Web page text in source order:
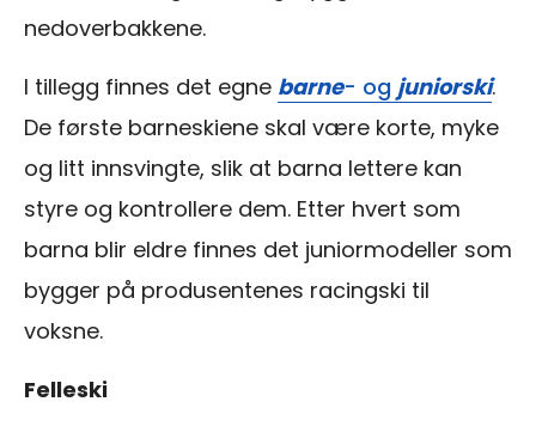
nedoverbakkene.
I tillegg finnes det egne barne- og juniorski.
De første barneskiene skal være korte, myke
og litt innsvingte, slik at barna lettere kan
styre og kontrollere dem. Etter hvert som
barna blir eldre finnes det juniormodeller som
bygger på produsentenes racingski til
voksne.
Felleski